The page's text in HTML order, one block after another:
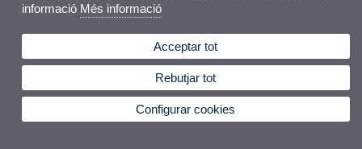
informació Més informació
Acceptar tot
Rebutjar tot
Configurar cookies